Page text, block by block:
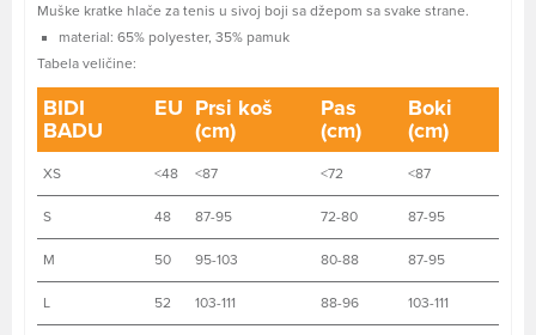
Muške kratke hlače za tenis u sivoj boji sa džepom sa svake strane.
material: 65% polyester, 35% pamuk
Tabela veličine:
BIDI
BADU
EU Prsi koš
(cm)
Pas
(cm)
Boki
(cm)
XS <48 <87 <72 <87
S 48 87-95 72-80 87-95
M 50 95-103 80-88 87-95
L 52 103-111 88-96 103-111